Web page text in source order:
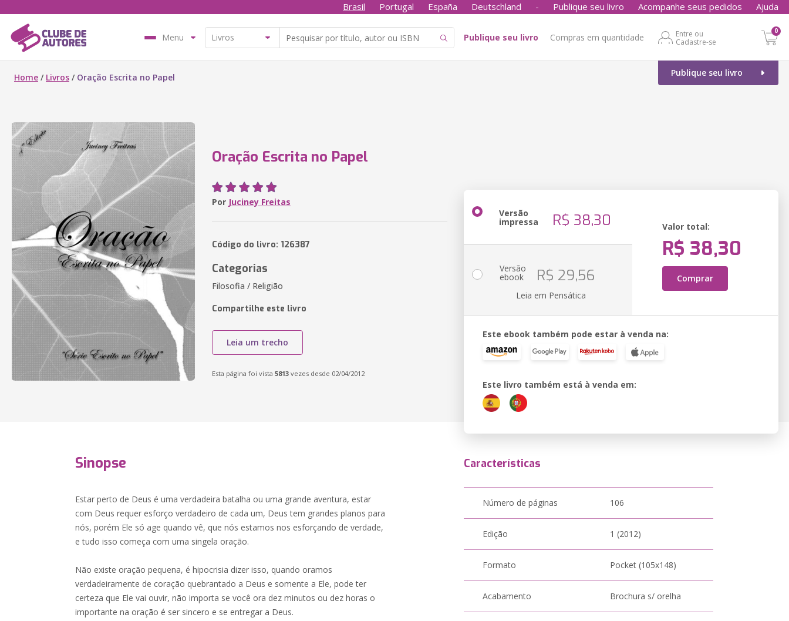
Brasil Portugal España Deutschland - Publique seu livro Acompanhe seus pedidos Ajuda
Menu Publique seu livro Compras em quantidade
Entre ou
Cadastre-se
0
Publique seu livro
Home / Livros / Oração Escrita no Papel
Oração Escrita no Papel
Por Juciney Freitas
Código do livro: 126387
Categorias
Filosofia / Religião
Compartilhe este livro
Leia um trecho
Esta página foi vista 5813 vezes desde 02/04/2012
Versão
impressa R$ 38,30 Valor total:
R$ 38,30
Comprar
Versão
ebook R$ 29,56
Leia em Pensática
Este ebook também pode estar à venda na:
Este livro também está à venda em:
Sinopse
Estar perto de Deus é uma verdadeira batalha ou uma grande aventura, estar
com Deus requer esforço verdadeiro de cada um, Deus tem grandes planos para
nós, porém Ele só age quando vê, que nós estamos nos esforçando de verdade,
e tudo isso começa com uma singela oração.
Não existe oração pequena, é hipocrisia dizer isso, quando oramos
verdadeiramente de coração quebrantado a Deus e somente a Ele, pode ter
certeza que Ele vai ouvir, não importa se você ora dez minutos ou dez horas o
importante na oração é ser sincero e se entregar a Deus.
Características
Número de páginas 106
Edição 1 (2012)
Formato Pocket (105x148)
Acabamento Brochura s/ orelha